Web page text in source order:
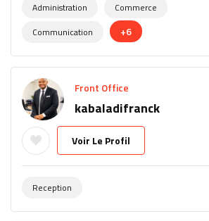
Administration
Commerce
Communication
+6
Front Office
kabaladifranck
Voir Le Profil
Reception